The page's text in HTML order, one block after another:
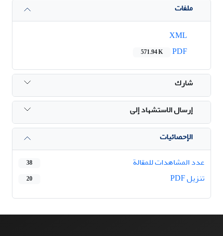
ملفات
571.94 K
شارك
إرسال الاستشهاد إلى
الإحصائيات
عدد المشاهدات للمقالة
38
تنزیل PDF 20